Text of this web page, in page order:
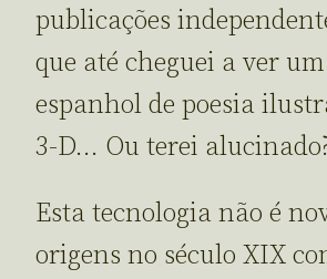
publicações
que até cheguei a ver
espanhol de poesia
3-D… Ou terei
Esta tecnologia não é
origens no século XIX